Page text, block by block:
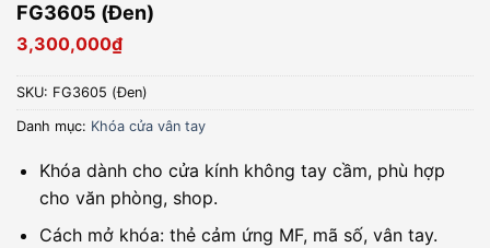
FG3605 (Đen)
3,300,000₫
SKU: FG3605 (Đen)
Danh mục: Khóa cửa vân tay
Khóa dành cho cửa kính không tay cầm, phù hợp
cho văn phòng, shop.
Cách mở khóa: thẻ cảm ứng MF, mã số, vân tay.